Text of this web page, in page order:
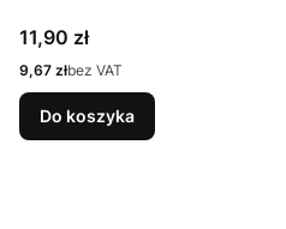
Cena
11,90 zł
Cena
9,67 złbez VAT
Do koszyka